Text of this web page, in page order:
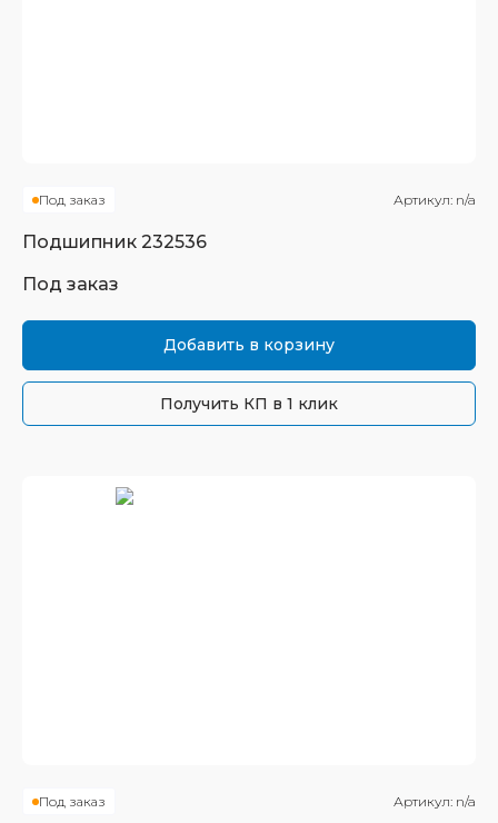
Под заказ Артикул: n/a
Подшипник 232536
Под заказ
Добавить в корзину
Получить КП в 1 клик
Под заказ Артикул: n/a